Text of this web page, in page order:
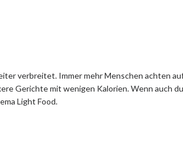
verbreitet. Immer mehr Menschen achten
Gerichte mit wenigen Kalorien. Wenn auch
Light Food.